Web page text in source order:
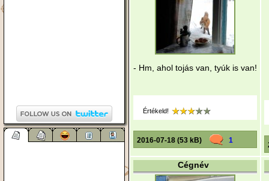
- Hm, ahol tojás van, tyúk is van!
Értékeld!
2016-07-18 (53 kB) 1
Cégnév